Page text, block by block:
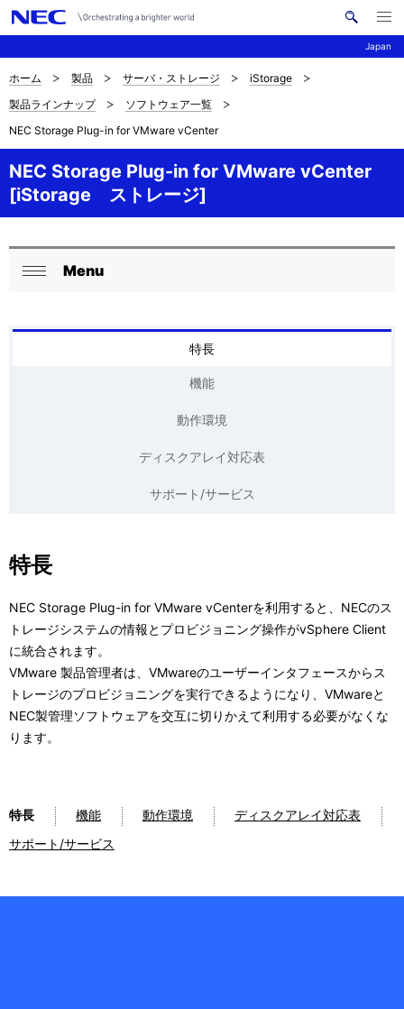
Japan
イ
メ
ニ
ュ
ナ
ビ
ゲ
ー
シ
ン
サ
イ
ト
内
の
現
在
い
ま
す
。
ホーム 製品 サーバ・ストレージ
iStorage
製品ラインナップ
ソフトウェア一覧
NEC Storage Plug-in for VMware vCenter
NEC Storage Plug-in for VMware vCenter
[iStorage ストレージ]
ロ
ョ
ン
る
Menu
特長
機能
動作環境
ディスクアレイ対応表
サポート/サービス
特長
NEC Storage Plug-in for VMware vCenterを利用すると、NECのス
トレージシステムの情報とプロビジョニング操作がvSphere Client
に統合されます。
VMware 製品管理者は、VMwareのユーザーインタフェースからス
トレージのプロビジョニングを実行できるようになり、VMwareと
NEC製管理ソフトウェアを交互に切りかえて利用する必要がなくな
ります。
特長 機能 動作環境
ディスクアレイ対応表
サポート/サービス